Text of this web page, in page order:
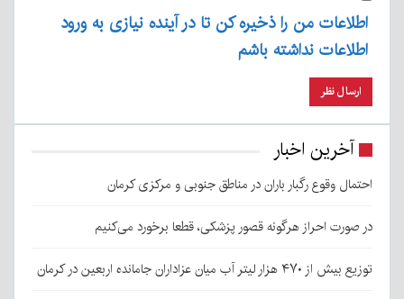
اطلاعات من را ذخیره کن تا در آینده نیازی به ورود
اطلاعات نداشته باشم
آخرین اخبار
احتمال وقوع رگبار باران در مناطق جنوبی و مرکزی کرمان
در صورت احراز هرگونه قصور پزشکی، قطعا برخورد می‌کنیم
توزیع بیش از ۴۷۰ هزار لیتر آب میان عزاداران جامانده اربعین در کرمان